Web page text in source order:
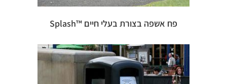
פח אשפה בצורת בעלי חיים ™Splash